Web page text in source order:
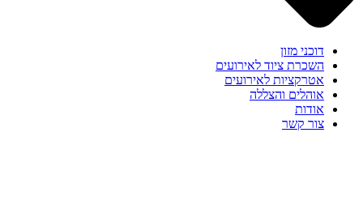
דוכני מזון
השכרת ציוד לאירועים
אטרקציות לאירועים
אוהלים והצללה
אודות
צור קשר